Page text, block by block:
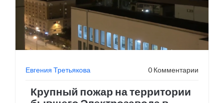
Евгения Третьякова 0 Комментарии
Крупный пожар на территории